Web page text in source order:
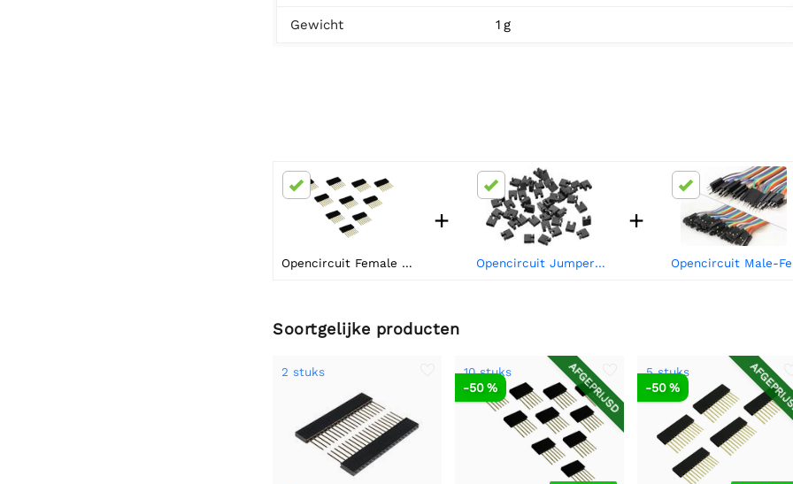
Gewicht 1 g
Opencircuit Female header stackable 8 pin - 10 stuks
+
Opencircuit Jumper 2.54mm zwart - 50 stuks
+
Soortgelijke producten
2 stuks AFGEPRIJSD
10 stuks
-50 %
5 stuks
-50 %